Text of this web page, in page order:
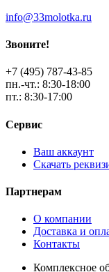
info@33molotka.ru
Звоните!
+7 (495) 787-43-85
пн.-чт.: 8:30-18:00
пт.: 8:30-17:00
Сервис
Ваш аккаунт
Скачать
Партнерам
О компании
Доставка и
Контакты
Комплексное